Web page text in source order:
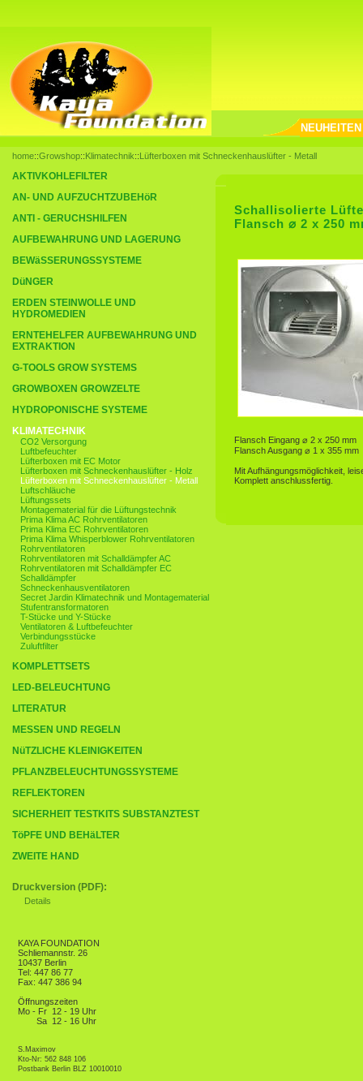
NEUHEITEN
home::Growshop::Klimatechnik::Lüfterboxen mit Schneckenhauslüfter - Metall
AKTIVKOHLEFILTER
AN- UND AUFZUCHTZUBEHöR
ANTI - GERUCHSHILFEN
AUFBEWAHRUNG UND LAGERUNG
BEWäSSERUNGSSYSTEME
DüNGER
ERDEN STEINWOLLE UND
HYDROMEDIEN
ERNTEHELFER AUFBEWAHRUNG UND
EXTRAKTION
G-TOOLS GROW SYSTEMS
GROWBOXEN GROWZELTE
HYDROPONISCHE SYSTEME
KLIMATECHNIK
CO2 Versorgung
Luftbefeuchter
Lüfterboxen mit EC Motor
Lüfterboxen mit Schneckenhauslüfter - Holz
Lüfterboxen mit Schneckenhauslüfter - Metall
Luftschläuche
Lüftungssets
Montagematerial für die Lüftungstechnik
Prima Klima AC Rohrventilatoren
Prima Klima EC Rohrventilatoren
Prima Klima Whisperblower Rohrventilatoren
Rohrventilatoren
Rohrventilatoren mit Schalldämpfer AC
Rohrventilatoren mit Schalldämpfer EC
Schalldämpfer
Schneckenhausventilatoren
Secret Jardin Klimatechnik und Montagematerial
Stufentransformatoren
T-Stücke und Y-Stücke
Ventilatoren & Luftbefeuchter
Verbindungsstücke
Zuluftfilter
KOMPLETTSETS
LED-BELEUCHTUNG
LITERATUR
MESSEN UND REGELN
NüTZLICHE KLEINIGKEITEN
PFLANZBELEUCHTUNGSSYSTEME
REFLEKTOREN
SICHERHEIT TESTKITS SUBSTANZTEST
TöPFE UND BEHäLTER
ZWEITE HAND
Druckversion (PDF):
Details
Schallisolierte
Flansch ⌀ 2 x 250
Flansch Eingang ⌀ 2 x 250 mm
Flansch Ausgang ⌀ 1 x 355 mm
Mit Aufhängungsmöglichkeit,
Komplett anschlussfertig.
KAYA FOUNDATION
Schliemannstr. 26
10437 Berlin
Tel: 447 86 77
Fax: 447 386 94
Öffnungszeiten
Mo - Fr 12 - 19 Uhr
Sa 12 - 16 Uhr
S.Maximov
Kto-Nr: 562 848 106
Postbank Berlin BLZ 10010010